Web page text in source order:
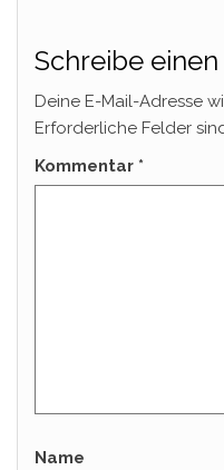
Schreibe
Deine E-Mail-Adresse
Erforderliche Felder
Kommentar *
Name